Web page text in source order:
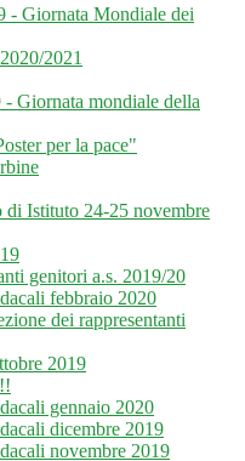
- Giornata Mondiale dei
2021
Giornata mondiale della
per la pace"
Istituto 24-25 novembre
genitori a.s. 2019/20
febbraio 2020
dei rappresentanti
2019
gennaio 2020
dicembre 2019
novembre 2019